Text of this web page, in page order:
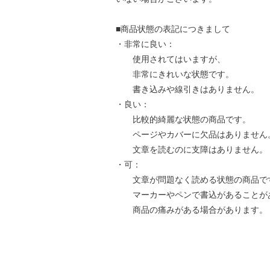
■商品状態の表記につきまして
・非常に良い：
使用されてはいますが、
非常にきれいな状態です。
書き込みや線引きはありません。
・良い：
比較的綺麗な状態の商品です。
ページやカバーに欠品はありません
文章を読むのに支障はありません。
・可：
文章が問題なく読める状態の商品で
マーカーやペンで書込があることが
商品の痛みがある場合があります。